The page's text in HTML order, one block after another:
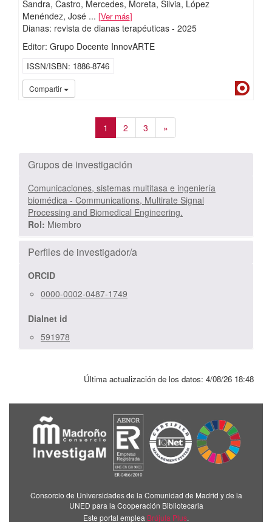
Sandra Castro, Mercedes Moreta, Silvia López
Menéndez, José ... Ver más
Dianas: revista de dianas terapéuticas- 2025
Editor: Grupo Docente InnovARTE
ISSN/ISBN 1886-8746
Compartir
1 2 3 »
Grupos de investigación
Comunicaciones, sistemas multitasa e ingeniería
biomédica - Communications, Multirate Signal
Processing and Biomedical Engineering.
Rol: Miembro
Perfiles de investigador/a
ORCID
0000-0002-0487-1749
Dialnet id
591978
Última actualización de los datos: 4/08/26 18:48
Consorcio de Universidades de la Comunidad de Madrid y de la
UNED para la Cooperación Bibliotecaria
Este portal emplea Brújula Plus.